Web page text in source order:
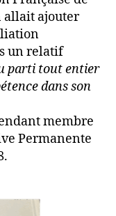
allait ajouter
un relatif
parti tout entier
dans son
membre
Permanente